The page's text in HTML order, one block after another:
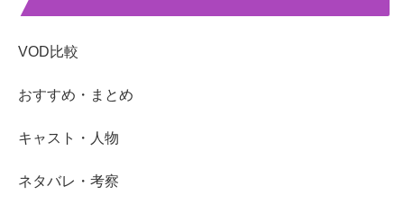
VOD比較
おすすめ・まとめ
キャスト・人物
ネタバレ・考察